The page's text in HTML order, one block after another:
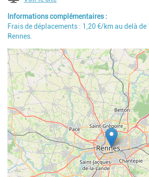
Informations complémentaires
Frais de déplacements : 1,20 €/km au delà
Rennes.
Geolocalisation